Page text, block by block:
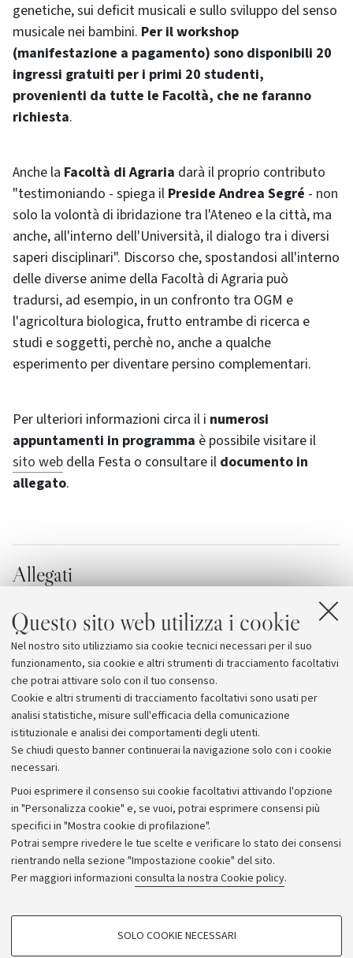
Questo sito web utilizza i cookie
Nel nostro sito utilizziamo sia cookie tecnici necessari per il suo
funzionamento, sia cookie e altri strumenti di tracciamento facoltativi
che potrai attivare solo con il tuo consenso.
Cookie e altri strumenti di tracciamento facoltativi sono usati per
analisi statistiche, misure sull'efficacia della comunicazione
istituzionale e analisi dei comportamenti degli utenti.
Se chiudi questo banner continuerai la navigazione solo con i cookie
necessari.
Puoi esprimere il consenso sui cookie facoltativi attivando l'opzione
in "Personalizza cookie" e, se vuoi, potrai esprimere consensi più
specifici in "Mostra cookie di profilazione".
Potrai sempre rivedere le tue scelte e verificare lo stato dei consensi
rientrando nella sezione "Impostazione cookie" del sito.
Per maggiori informazioni consulta la nostra Cookie policy.
COOKIE DI PROFILAZIONE - FACOLTATIVI
SOLO COOKIE NECESSARI
genetiche, sui deficit musicali e sullo sviluppo del senso
musicale nei bambini. Per il workshop
(manifestazione a pagamento) sono disponibili 20
ingressi gratuiti per i primi 20 studenti,
provenienti da tutte le Facoltà, che ne faranno
richiesta.
Anche la Facoltà di Agraria darà il proprio contributo
"testimoniando - spiega il Preside Andrea Segré - non
solo la volontà di ibridazione tra l'Ateneo e la città, ma
anche, all'interno dell'Università, il dialogo tra i diversi
saperi disciplinari". Discorso che, spostandosi all'interno
delle diverse anime della Facoltà di Agraria può
tradursi, ad esempio, in un confronto tra OGM e
l'agricoltura biologica, frutto entrambe di ricerca e
studi e soggetti, perchè no, anche a qualche
esperimento per diventare persino complementari.
Per ulteriori informazioni circa il i numerosi
appuntamenti in programma è possibile visitare il
sito web della Festa o consultare il documento in
allegato.
Allegati
[69.0 KB]
A
Festa della Musica e della Genetica
Archivio
Comunicati stampa
Redazione
Rassegna stampa